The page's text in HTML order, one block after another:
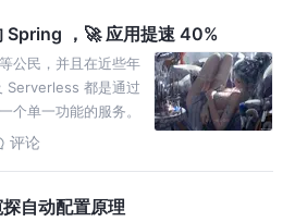
Spring ，🚀 应用提速 40%
公民，并且在近些年
Serverless 都是通过
个单一功能的服务。
评论
探自动配置原理